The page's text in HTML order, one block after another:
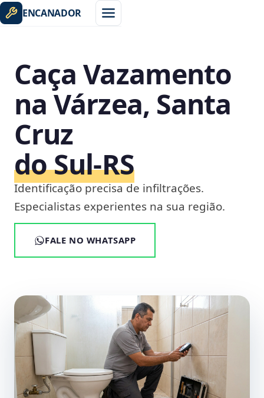
ENCANADOR
Caça Vazamento
na Várzea, Santa
Cruz
do Sul‑RS
Identificação precisa de infiltrações.
Especialistas experientes na sua região.
FALE NO WHATSAPP